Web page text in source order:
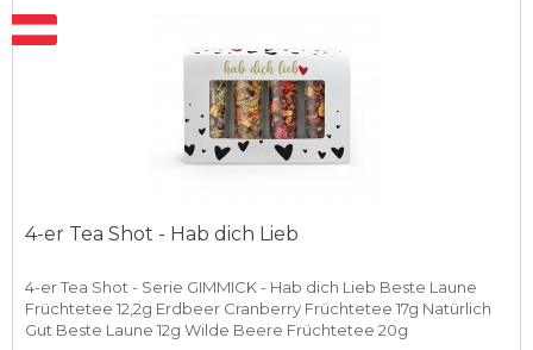
4-er Tea Shot - Hab dich Lieb
4-er Tea Shot - Serie GIMMICK - Hab dich Lieb Beste Laune
Früchtetee 12,2g Erdbeer Cranberry Früchtetee 17g Natürlich
Gut Beste Laune 12g Wilde Beere Früchtetee 20g